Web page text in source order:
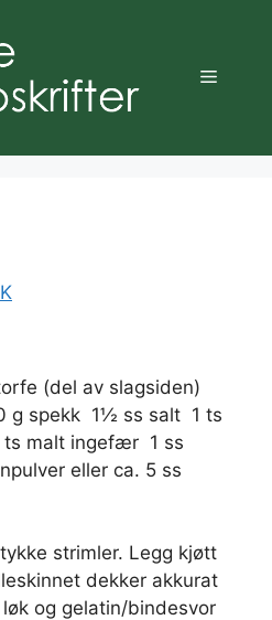
Meny
(del av slagsiden) 
spekk  1½ ss salt  1 ts
ts malt ingefær  1 ss
eller ca. 5 ss
strimler. Legg kjøtt
dekker akkurat
og gelatin/bindesvor